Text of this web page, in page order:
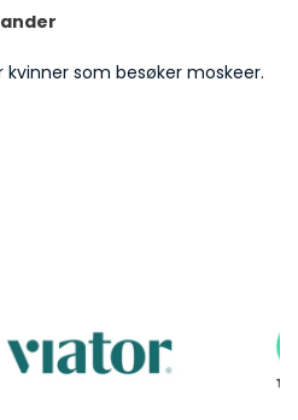
som besøker moskeer.